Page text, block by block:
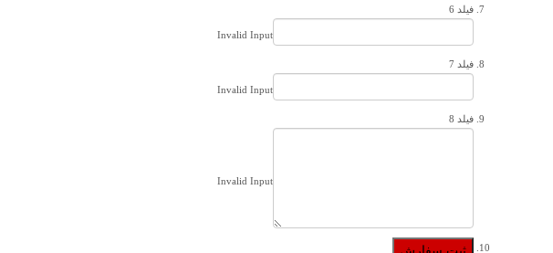
فیلد 6
Invalid Input
فیلد 7
Invalid Input
فیلد 8
Invalid Input